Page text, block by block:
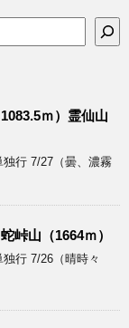
ｍ）霊仙山
行 7/27（曇、濃霧
峠山（1664ｍ）
行 7/26（晴時々